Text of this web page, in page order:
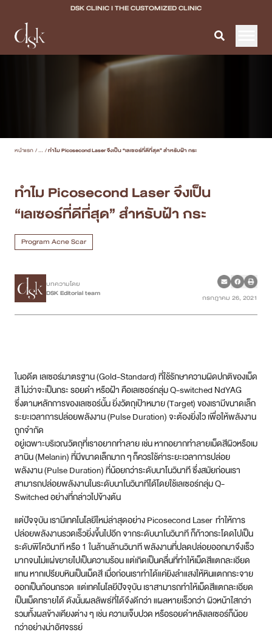
DSK CLINIC I THE CUSTOMIZED CLINIC
Program Filler & Lifting
Program Acne Scar
Program Skin Quality
Program Body Confidence
แพทย์ของเรา
เคสรีวิว
บทความ
โปรโมชั่น
รายชื่อสาขา
สาขา Siam Paragon
สาขา Stadium One
สาขา Asoke
สาขา MRT สุทธิสาร
สาขา เซ็นทรัลปิ่นเกล้า
สาขา บางนา
หน้าแรก /... /ทำไม Picosecond Laser จึงเป็น “เลเซอร์ที่ดีที่สุด” สำหรับฝ้า กระ
ทำไม Picosecond Laser จึงเป็น
“เลเซอร์ที่ดีที่สุด” สำหรับฝ้า กระ
Program Acne Scar
บทความโดย
DSK Editorial team
กรกฎาคม 26, 2021
ในอดีต เลเซอร์มาตรฐาน (Gold-Standard) ที่ใช้รักษาความผิดปกติของเม็ด
สี ไม่ว่าจะเป็นกระ รอยดำ หรือฝ้า คือเลเซอร์กลุ่ม Q-switched NdYAG
ซึ่งตามหลักการของเลเซอร์นั้น ยิ่งวัตถุเป้าหมาย (Target) ของเรามีขนาดเล็ก
ระยะเวลาการปล่อยพลังงาน (Pulse Duration) จะต้องยิ่งไว เพื่อให้พลังงาน
ถูกจำกัด
อยู่เฉพาะบริเวณวัตถุที่เราอยากทำลาย เช่น หากอยากทำลายเม็ดสีผิวหรือเม
ลานิน (Melanin) ที่มีขนาดเล็กมาก ๆ ก็ควรใช้ค่าระยะเวลาการปล่อย
พลังงาน (Pulse Duration) ที่น้อยกว่าระดับนาโนวินาที ซึ่งสมัยก่อนเรา
สามารถปล่อยพลังงานในระดับนาโนวินาทีได้โดยใช้เลเซอร์กลุ่ม Q-
Switched อย่างที่กล่าวไปข้างต้น
แต่ปัจจุบัน เรามีเทคโนโลยีใหม่ล่าสุดอย่าง Picosecond Laser ทำให้การ
ปล่อยพลังงานรวดเร็วยิ่งขึ้นไปอีก จากระดับนาโนวินาที ก็ก้าวกระโดดไปเป็น
ระดับพิโควินาที หรือ 1 ในล้านล้านวินาที พลังงานที่ปลดปล่อยออกมาจึงเร็ว
มากจนไม่แผ่ขยายไปเป็นความร้อน แต่เกิดเป็นคลื่นที่ทำให้เม็ดสีแตกละเอียด
แทน หากเปรียบหินเป็นเม็ดสี เมื่อก่อนเราทำได้แค่ยิงลำแสงให้หินแตกกระจาย
ออกเป็นก้อนกรวด แต่เทคโนโลยีปัจจุบัน เราสามารถทำให้เม็ดสีแตกละเอียด
เป็นเม็ดทรายได้ ดังนั้นผลลัพธ์ที่ได้จึงดีกว่า แผลหายเร็วกว่า ผิวหน้าใสกว่า
รวมทั้งผลข้างเคียงต่าง ๆ เช่น ความเจ็บปวด หรือรอยดำหลังเลเซอร์ก็น้อย
กว่าอย่างน่าอัศจรรย์